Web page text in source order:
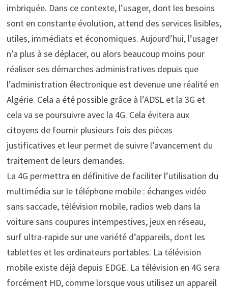
imbriquée. Dans ce contexte, l’usager, dont les besoins
sont en constante évolution, attend des services lisibles,
utiles, immédiats et économiques. Aujourd’hui, l’usager
n’a plus à se déplacer, ou alors beaucoup moins pour
réaliser ses démarches administratives depuis que
l’administration électronique est devenue une réalité en
Algérie. Cela a été possible grâce à l’ADSL et la 3G et
cela va se poursuivre avec la 4G. Cela évitera aux
citoyens de fournir plusieurs fois des pièces
justificatives et leur permet de suivre l’avancement du
traitement de leurs demandes.
La 4G permettra en définitive de faciliter l’utilisation du
multimédia sur le téléphone mobile : échanges vidéo
sans saccade, télévision mobile, radios web dans la
voiture sans coupures intempestives, jeux en réseau,
surf ultra-rapide sur une variété d’appareils, dont les
tablettes et les ordinateurs portables. La télévision
mobile existe déjà depuis EDGE. La télévision en 4G sera
forcément HD, comme lorsque vous utilisez un appareil